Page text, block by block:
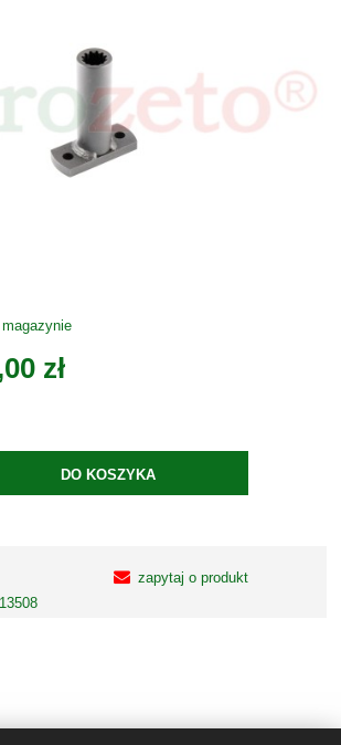
zł
DO KOSZYKA
zapytaj o produkt